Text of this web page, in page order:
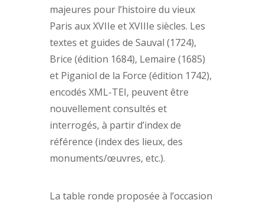
majeures pour l’histoire du vieux
Paris aux XVIIe et XVIIIe siècles. Les
textes et guides de Sauval (1724),
Brice (édition 1684), Lemaire (1685)
et Piganiol de la Force (édition 1742),
encodés XML-TEI, peuvent être
nouvellement consultés et
interrogés, à partir d’index de
référence (index des lieux, des
monuments/œuvres, etc.).
La table ronde proposée à l’occasion